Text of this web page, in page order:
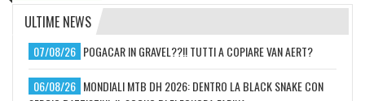
ULTIME NEWS
07/08/26 POGACAR IN GRAVEL??!! TUTTI A COPIARE VAN AERT?
06/08/26 MONDIALI MTB DH 2026: DENTRO LA BLACK SNAKE CON